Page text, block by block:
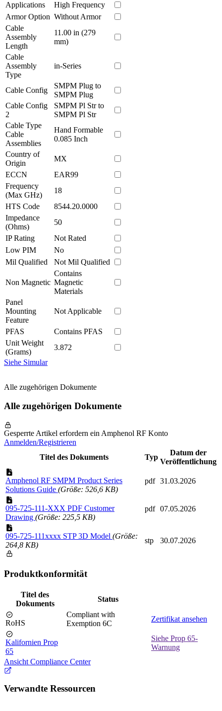
Applications
High Frequency
Armor Option Without Armor
Cable
Assembly
Length
11.00 in (279
mm)
Cable
Assembly
Type
in-Series
Cable Config
SMPM Plug to
SMPM Plug
Cable Config
2
SMPM Pl Str to
SMPM Pl Str
Cable Type
Cable
Assemblies
Hand Formable
0.085 Inch
Country of
Origin
MX
ECCN
EAR99
Frequency
(Max GHz)
18
HTS Code
8544.20.0000
Impedance
(Ohms)
50
IP Rating
Not Rated
Low PIM
No
Mil Qualified
Not Mil Qualified
Non Magnetic
Contains
Magnetic
Materials
Panel
Mounting
Feature
Not Applicable
PFAS
Contains PFAS
Unit Weight
(Grams)
3.872
Siehe Simular
Alle zugehörigen Dokumente
Alle zugehörigen Dokumente
Gesperrte Artikel erfordern ein Amphenol RF Konto
Anmelden/Registrieren
Titel des Dokuments
Typ
Datum der
Veröffentlichung
Amphenol RF SMPM Product Series
Solutions Guide (Größe: 526,6 KB)
pdf 31.03.2026
095-725-111-XXX PDF Customer
Drawing (Größe: 225,5 KB)
pdf 07.05.2026
095-725-111xxxx STP 3D Model (Größe:
264,8 KB)
stp 30.07.2026
Produktkonformität
Titel des
Dokuments
Status
RoHS
Compliant with
Exemption 6C
Zertifikat ansehen
Kalifornien Prop
65
Siehe Prop 65-
Warnung
Ansicht Compliance Center
Verwandte Ressourcen